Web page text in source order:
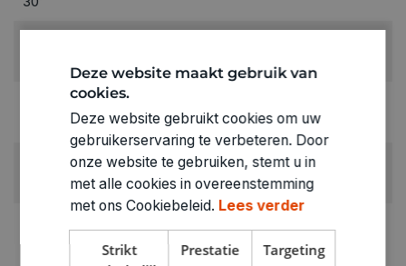
RUBRIEK:
Gezelschapspel kinderen (6 - 12 jaar)
GEWICHT
Deze website maakt gebruik van
cookies.
Deze website gebruikt cookies om uw
gebruikerservaring te verbeteren. Door
onze website te gebruiken, stemt u in
met alle cookies in overeenstemming
met ons Cookiebeleid. Lees verder
Strikt
Prestatie Targeting